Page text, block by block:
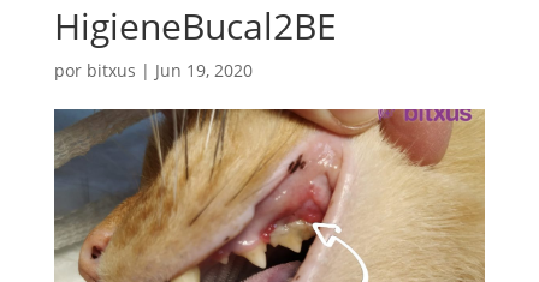
HigieneBucal2BE
por bitxus | Jun 19, 2020